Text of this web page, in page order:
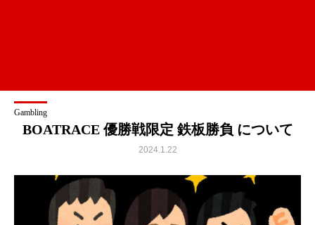
Gambling
BOATRACE 優勝戦限定 鉄板勝負 について
2024.1.22